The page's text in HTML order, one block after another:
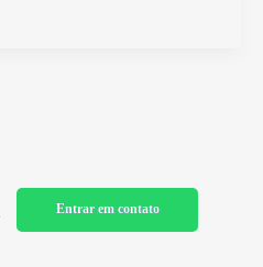
Entrar em contato